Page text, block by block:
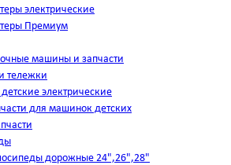
электрические
Премиум
машины и запчасти
тележки
электрические
для машинок детских
дорожные 24",26",28"